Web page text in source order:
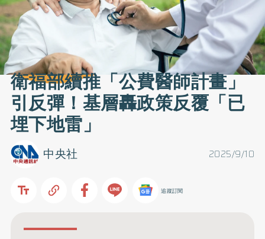
衛福部續推「公費醫師計畫」
引反彈！基層轟政策反覆「已
埋下地雷」
2025/9/10
中央社
追蹤訂閱